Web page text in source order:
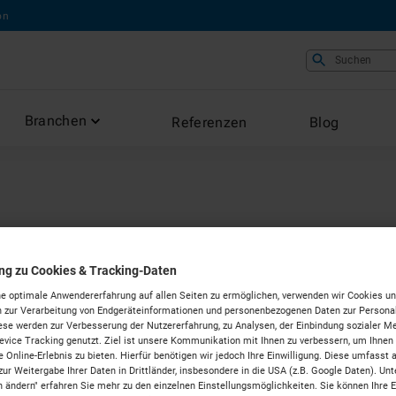
Suchen
Branchen Referenzen Blog
optimal
Ladevorgang funktioniert.
Buchwald.
zu Cookies & Tracking-Daten
optimale Anwendererfahrung auf allen Seiten zu ermöglichen, verwenden wir Cookies
zur Verarbeitung von Endgeräteinformationen und personenbezogenen Daten zur
werden zur Verbesserung der Nutzererfahrung, zu Analysen, der Einbindung sozialer
Tracking genutzt. Ziel ist unsere Kommunikation mit Ihnen zu verbessern, um Ihnen
Online-Erlebnis zu bieten. Hierfür benötigen wir jedoch Ihre Einwilligung. Diese umfasst
Weitergabe Ihrer Daten in Drittländer, insbesondere in die USA (z.B. Google Daten).
ändern" erfahren Sie mehr zu den einzelnen Einstellungsmöglichkeiten. Sie können Ihre